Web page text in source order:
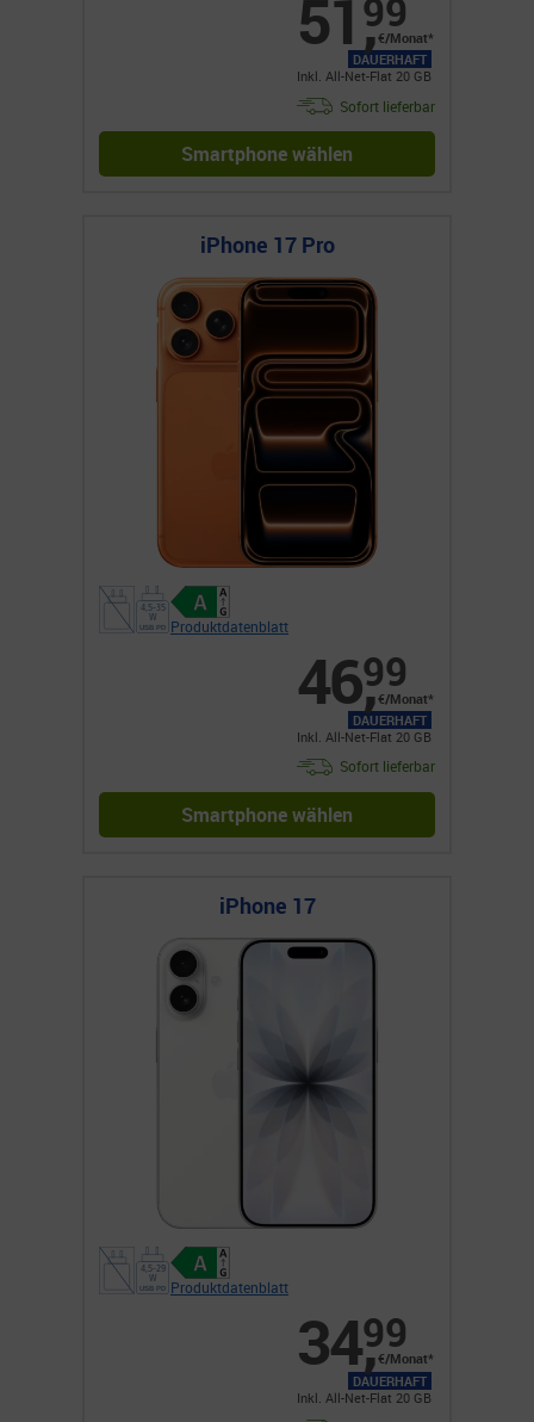
51,
99
€/Monat*
DAUERHAFT
Inkl. All-Net-Flat 20 GB
Sofort lieferbar
Smartphone wählen
iPhone 17 Pro
Produktdatenblatt
46,
99
€/Monat*
DAUERHAFT
Inkl. All-Net-Flat 20 GB
Sofort lieferbar
Smartphone wählen
iPhone 17
Produktdatenblatt
34,
99
€/Monat*
DAUERHAFT
Inkl. All-Net-Flat 20 GB